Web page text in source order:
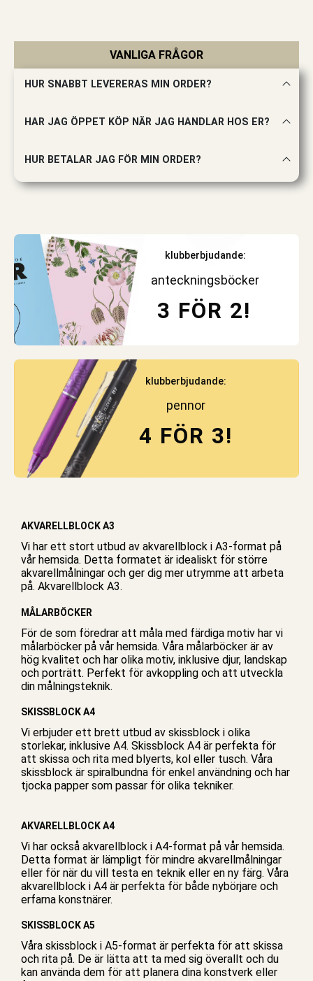
VANLIGA FRÅGOR
HUR SNABBT LEVERERAS MIN ORDER?
HAR JAG ÖPPET KÖP NÄR JAG HANDLAR HOS ER?
HUR BETALAR JAG FÖR MIN ORDER?
klubberbjudande:
anteckningsböcker
3 FÖR 2!
klubberbjudande:
pennor
4 FÖR 3!
AKVARELLBLOCK A3
Vi har ett stort utbud av akvarellblock i A3-format på
vår hemsida. Detta formatet är idealiskt för större
akvarellmålningar och ger dig mer utrymme att arbeta
på. Akvarellblock A3.
MÅLARBÖCKER
För de som föredrar att måla med färdiga motiv har vi
målarböcker på vår hemsida. Våra målarböcker är av
hög kvalitet och har olika motiv, inklusive djur, landskap
och porträtt. Perfekt för avkoppling och att utveckla
din målningsteknik.
SKISSBLOCK A4
Vi erbjuder ett brett utbud av skissblock i olika
storlekar, inklusive A4. Skissblock A4 är perfekta för
att skissa och rita med blyerts, kol eller tusch. Våra
skissblock är spiralbundna för enkel användning och har
tjocka papper som passar för olika tekniker.
AKVARELLBLOCK A4
Vi har också akvarellblock i A4-format på vår hemsida.
Detta format är lämpligt för mindre akvarellmålningar
eller för när du vill testa en teknik eller en ny färg. Våra
akvarellblock i A4 är perfekta för både nybörjare och
erfarna konstnärer.
SKISSBLOCK A5
Våra skissblock i A5-format är perfekta för att skissa
och rita på. De är lätta att ta med sig överallt och du
kan använda dem för att planera dina konstverk eller